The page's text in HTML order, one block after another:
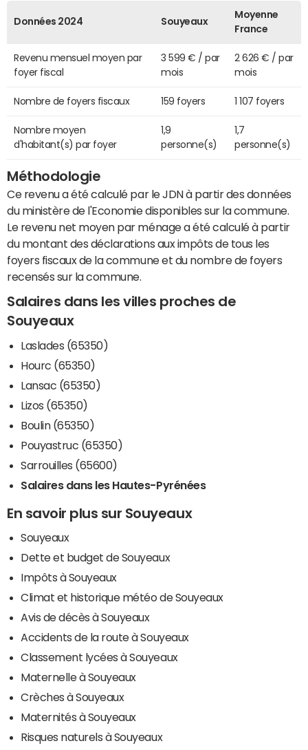
Données 2024 Souyeaux
Moyenne
France
Revenu mensuel moyen par
foyer fiscal
3 599 € / par
mois
2 626 € / par
mois
Nombre de foyers fiscaux 159 foyers 1 107 foyers
Nombre moyen
d'habitant(s) par foyer
1,9
personne(s)
1,7
personne(s)
Méthodologie
Ce revenu a été calculé par le JDN à partir des données
du ministère de l'Economie disponibles sur la commune.
Le revenu net moyen par ménage a été calculé à partir
du montant des déclarations aux impôts de tous les
foyers fiscaux de la commune et du nombre de foyers
recensés sur la commune.
Salaires dans les villes proches de
Souyeaux
Laslades (65350)
Hourc (65350)
Lansac (65350)
Lizos (65350)
Boulin (65350)
Pouyastruc (65350)
Sarrouilles (65600)
Salaires dans les Hautes-Pyrénées
En savoir plus sur Souyeaux
Souyeaux
Dette et budget de Souyeaux
Impôts à Souyeaux
Climat et historique météo de Souyeaux
Avis de décès à Souyeaux
Accidents de la route à Souyeaux
Classement lycées à Souyeaux
Maternelle à Souyeaux
Crèches à Souyeaux
Maternités à Souyeaux
Risques naturels à Souyeaux